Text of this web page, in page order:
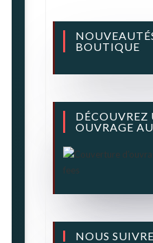
BOUTIQUE
DÉCOUVREZ
OUVRAGE
NOUS SUIVRE